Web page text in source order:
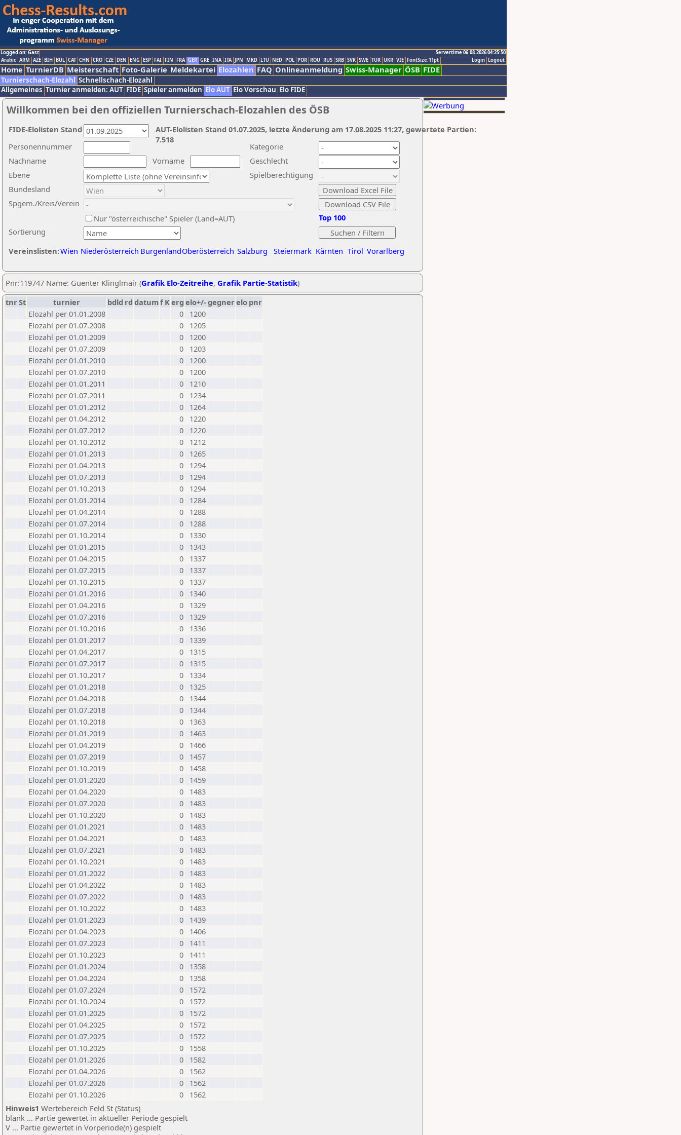
Logged on: Gast
Servertime 06.08.2026 04:25:50
Logout
Login
Arabic ARM AZE BIH BUL CAT CHN CRO CZE DEN ENG ESP FAI FIN FRA GER GRE INA ITA JPN MKD LTU NED POL POR ROU RUS SRB SVK SWE TUR UKR VIE FontSize:11pt
Home TurnierDB Meisterschaft Foto-Galerie Meldekartei Elozahlen FAQ Onlineanmeldung Swiss-Manager ÖSB FIDE
Turnierschach-Elozahl Schnellschach-Elozahl
Allgemeines Turnier anmelden: AUT FIDE Spieler anmelden Elo AUT Elo Vorschau Elo FIDE
Willkommen bei den offiziellen Turnierschach-Elozahlen des ÖSB
Nachname
Vorname
Ebene
Kategorie
Sortierung
Personennummer
Bundesland
Spgem./Kreis/Verein
Geschlecht
Nur "österreichische" Spieler (Land=AUT)
Spielberechtigung
Vereinslisten:Wien Niederösterreich BurgenlandOberösterreich Salzburg Steiermark Kärnten Tirol Vorarlberg
Top 100
AUT-Elolisten Stand 01.07.2025, letzte Änderung am 17.08.2025 11:27, gewertete Partien:
7.518
FIDE-Elolisten Stand
Pnr:119747 Name: Guenter Klinglmair (Grafik Elo-Zeitreihe, Grafik Partie-Statistik)
tnrSt turnier bdld rd datumf Kerg elo+/-gegnerelo pnr
Elozahl per 01.01.2008
0
1200
Elozahl per 01.07.2008
0
1205
Elozahl per 01.01.2009
0
1200
Elozahl per 01.07.2009
0
1203
Elozahl per 01.01.2010
0
1200
Elozahl per 01.07.2010
0
1200
Elozahl per 01.01.2011
0
1210
Elozahl per 01.07.2011
0
1234
Elozahl per 01.01.2012
0
1264
Elozahl per 01.04.2012
0
1220
Elozahl per 01.07.2012
0
1220
Elozahl per 01.10.2012
0
1212
Elozahl per 01.01.2013
0
1265
Elozahl per 01.04.2013
0
1294
Elozahl per 01.07.2013
0
1294
Elozahl per 01.10.2013
0
1294
Elozahl per 01.01.2014
0
1284
Elozahl per 01.04.2014
0
1288
Elozahl per 01.07.2014
0
1288
Elozahl per 01.10.2014
0
1330
Elozahl per 01.01.2015
0
1343
Elozahl per 01.04.2015
0
1337
Elozahl per 01.07.2015
0
1337
Elozahl per 01.10.2015
0
1337
Elozahl per 01.01.2016
0
1340
Elozahl per 01.04.2016
0
1329
Elozahl per 01.07.2016
0
1329
Elozahl per 01.10.2016
0
1336
Elozahl per 01.01.2017
0
1339
Elozahl per 01.04.2017
0
1315
Elozahl per 01.07.2017
0
1315
Elozahl per 01.10.2017
0
1334
Elozahl per 01.01.2018
0
1325
Elozahl per 01.04.2018
0
1344
Elozahl per 01.07.2018
0
1344
Elozahl per 01.10.2018
0
1363
Elozahl per 01.01.2019
0
1463
Elozahl per 01.04.2019
0
1466
Elozahl per 01.07.2019
0
1457
Elozahl per 01.10.2019
0
1458
Elozahl per 01.01.2020
0
1459
Elozahl per 01.04.2020
0
1483
Elozahl per 01.07.2020
0
1483
Elozahl per 01.10.2020
0
1483
Elozahl per 01.01.2021
0
1483
Elozahl per 01.04.2021
0
1483
Elozahl per 01.07.2021
0
1483
Elozahl per 01.10.2021
0
1483
Elozahl per 01.01.2022
0
1483
Elozahl per 01.04.2022
0
1483
Elozahl per 01.07.2022
0
1483
Elozahl per 01.10.2022
0
1483
Elozahl per 01.01.2023
0
1439
Elozahl per 01.04.2023
0
1406
Elozahl per 01.07.2023
0
1411
Elozahl per 01.10.2023
0
1411
Elozahl per 01.01.2024
0
1358
Elozahl per 01.04.2024
0
1358
Elozahl per 01.07.2024
0
1572
Elozahl per 01.10.2024
0
1572
Elozahl per 01.01.2025
0
1572
Elozahl per 01.04.2025
0
1572
Elozahl per 01.07.2025
0
1572
Elozahl per 01.10.2025
0
1558
Elozahl per 01.01.2026
0
1582
Elozahl per 01.04.2026
0
1562
Elozahl per 01.07.2026
0
1562
Elozahl per 01.10.2026
0
1562
Hinweis1 Wertebereich Feld St (Status)
blank ... Partie gewertet in aktueller Periode gespielt
V ... Partie gewertet in Vorperiode(n) gespielt